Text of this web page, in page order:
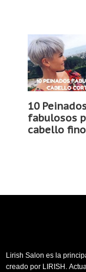
10
fabulosos
cabello
Lirish Salon es la
creado por LIRISH.